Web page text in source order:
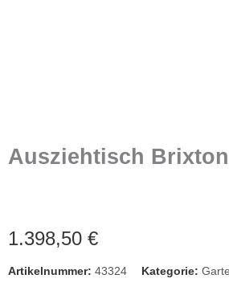
Ausziehtisch
1.398,50 €
Artikelnummer: 43324 Kategorie: